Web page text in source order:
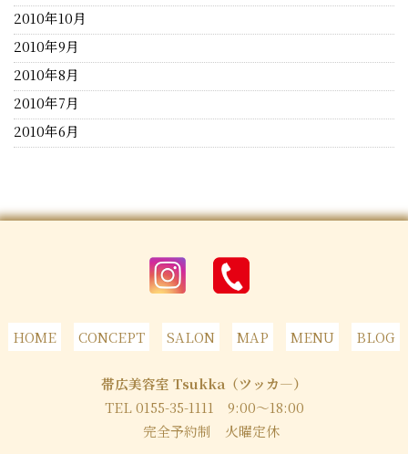
2010年10月
2010年9月
2010年8月
2010年7月
2010年6月
HOME CONCEPT SALON MAP MENU BLOG
帯広美容室 Tsukka（ツッカ―）
TEL 0155-35-1111 9:00～18:00
完全予約制 火曜定休